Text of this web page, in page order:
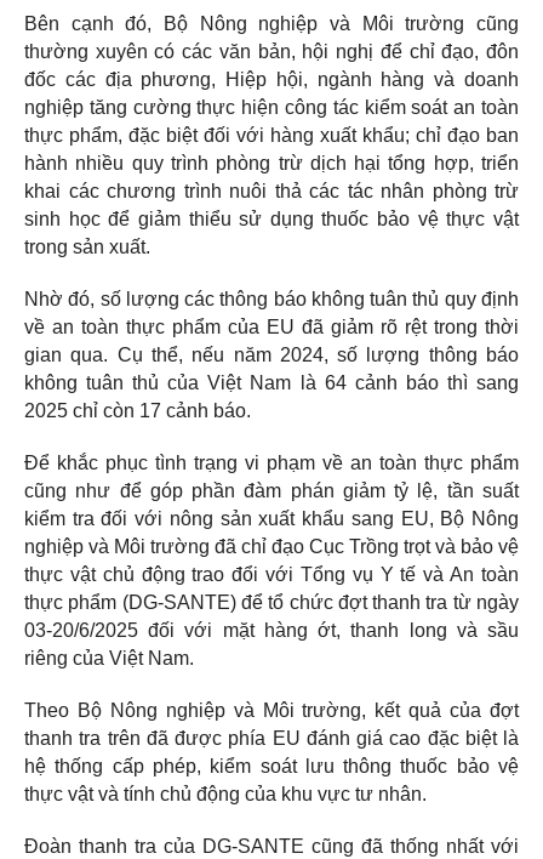
Bên cạnh đó, Bộ Nông nghiệp và Môi trường cũng
thường xuyên có các văn bản, hội nghị để chỉ đạo, đôn
đốc các địa phương, Hiệp hội, ngành hàng và doanh
nghiệp tăng cường thực hiện công tác kiểm soát an toàn
thực phẩm, đặc biệt đối với hàng xuất khẩu; chỉ đạo ban
hành nhiều quy trình phòng trừ dịch hại tổng hợp, triển
khai các chương trình nuôi thả các tác nhân phòng trừ
sinh học để giảm thiểu sử dụng thuốc bảo vệ thực vật
trong sản xuất.
Nhờ đó, số lượng các thông báo không tuân thủ quy định
về an toàn thực phẩm của EU đã giảm rõ rệt trong thời
gian qua. Cụ thể, nếu năm 2024, số lượng thông báo
không tuân thủ của Việt Nam là 64 cảnh báo thì sang
2025 chỉ còn 17 cảnh báo.
Để khắc phục tình trạng vi phạm về an toàn thực phẩm
cũng như để góp phần đàm phán giảm tỷ lệ, tần suất
kiểm tra đối với nông sản xuất khẩu sang EU, Bộ Nông
nghiệp và Môi trường đã chỉ đạo Cục Trồng trọt và bảo vệ
thực vật chủ động trao đổi với Tổng vụ Y tế và An toàn
thực phẩm (DG-SANTE) để tổ chức đợt thanh tra từ ngày
03-20/6/2025 đối với mặt hàng ớt, thanh long và sầu
riêng của Việt Nam.
Theo Bộ Nông nghiệp và Môi trường, kết quả của đợt
thanh tra trên đã được phía EU đánh giá cao đặc biệt là
hệ thống cấp phép, kiểm soát lưu thông thuốc bảo vệ
thực vật và tính chủ động của khu vực tư nhân.
Đoàn thanh tra của DG-SANTE cũng đã thống nhất với